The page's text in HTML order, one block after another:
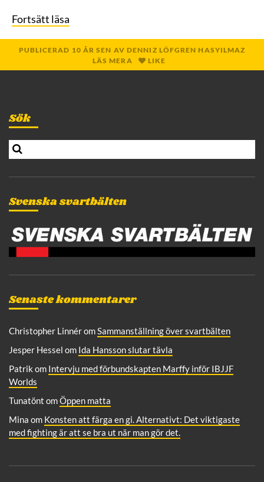
Fortsätt läsa
PUBLICERAD 10 ÅR SEN AV DENNIZ LÖFGREN HASYILMAZ
LÄS MERA
LIKE
Sök
e
r
h
Svenska svartbälten
Senaste kommentarer
Christopher LinnéromSammanställning över svartbälten
Jesper Hessel om Ida Hansson slutar tävla
Patrik om Intervju med förbundskapten Marffy inför IBJJF
Worlds
Tunatönt omÖppen matta
Mina om Konsten att färga en gi. Alternativt: Det viktigaste
med fighting är att se bra ut när man gör det.